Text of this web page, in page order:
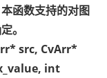
函数支持的对图
。
src, CvArr*
int